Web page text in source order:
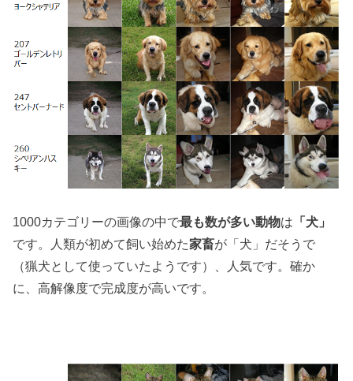
1000カテゴリーの画像の中で最も数が多い動物は 「犬」
です。人類が初めて飼い始めた家畜が「犬」だそうで
（猟犬として使っていたようです）、人気です。確か
に、高解像度で完成度が高いです。